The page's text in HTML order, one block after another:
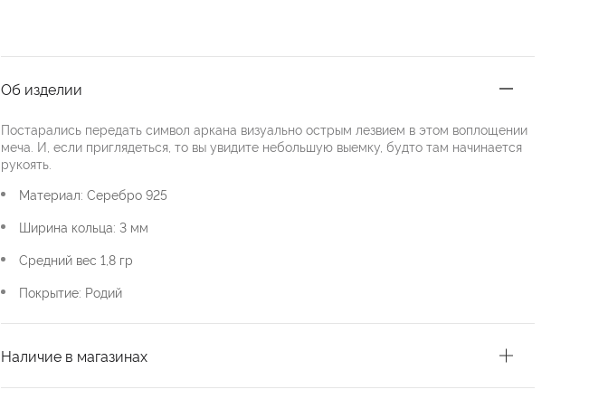
Об изделии
Постарались передать символ аркана визуально острым лезвием в этом воплощении
меча. И, если приглядеться, то вы увидите небольшую выемку, будто там начинается
рукоять.
Материал: Серебро 925
Ширина кольца: 3 мм
Средний вес 1,8 гр
Покрытие: Родий
Наличие в магазинах